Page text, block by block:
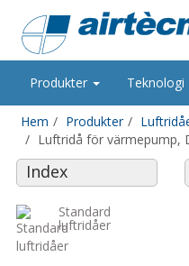
Produkter Teknologi
Hem Produkter
Luftridå för värmepump,
Index
Standard
luftridåer